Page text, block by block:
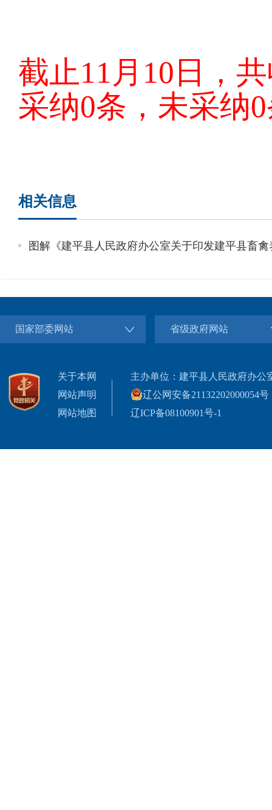
截止11月10日，
采纳0条，未采纳
相关信息
图解《建平县人民政府办公室关于印发建平县畜
国家部委网站 省级政府网站
关于本网
网站声明
网站地图
主办单位：建平县人民政府办公
辽公网安备21132202000054号
辽ICP备08100901号-1